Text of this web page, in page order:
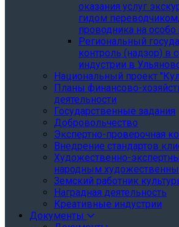
оказания услуг
гидом переводчиком,
проводника на особо
Региональный
контроль (надзор) в
индустрии в
Национальный проект
Планы финансово-
деятельности
Государственные задания
Добровольчество
Экспертно-проверочная
Внедрение стандартов
Художественно-
народным
Земский работник
Наградная деятельность
Креативные индустрии
Документы